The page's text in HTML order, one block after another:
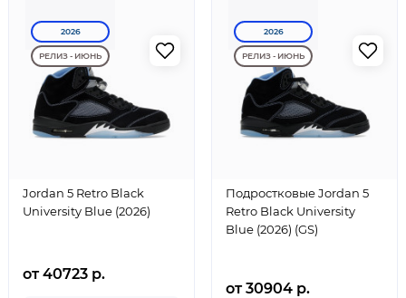
2026
РЕЛИЗ - ИЮНЬ
Jordan 5 Retro Black
University Blue (2026)
от 40723 р.
2026
РЕЛИЗ - ИЮНЬ
Подростковые Jordan 5
Retro Black University
Blue (2026) (GS)
от 30904 р.